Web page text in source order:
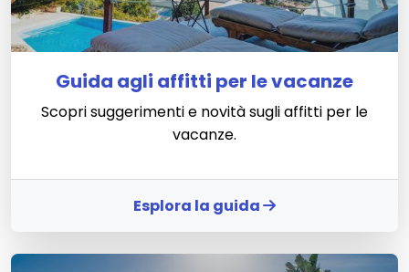
Guida agli affitti per le vacanze
Scopri suggerimenti e novità sugli affitti per le
vacanze.
Esplora la guida